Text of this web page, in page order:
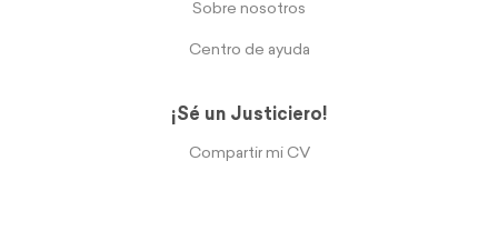
Sobre nosotros
Centro de ayuda
¡Sé un Justiciero!
Compartir mi CV